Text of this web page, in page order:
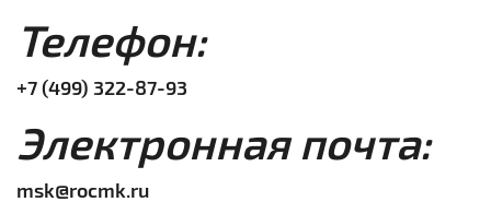
Телефон:
+7 (499) 322-87-93
Электронная почта:
msk@rocmk.ru